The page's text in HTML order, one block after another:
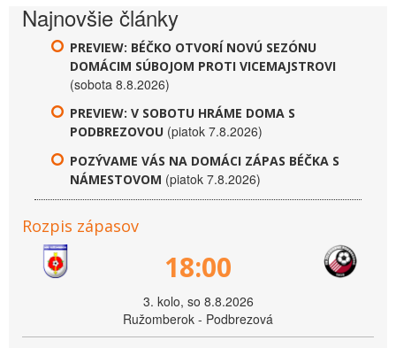
Najnovšie články
PREVIEW: BÉČKO OTVORÍ NOVÚ SEZÓNU
DOMÁCIM SÚBOJOM PROTI VICEMAJSTROVI
(sobota 8.8.2026)
PREVIEW: V SOBOTU HRÁME DOMA S
PODBREZOVOU (piatok 7.8.2026)
POZÝVAME VÁS NA DOMÁCI ZÁPAS BÉČKA S
NÁMESTOVOM (piatok 7.8.2026)
Rozpis zápasov
18:00
3. kolo, so 8.8.2026
Ružomberok - Podbrezová